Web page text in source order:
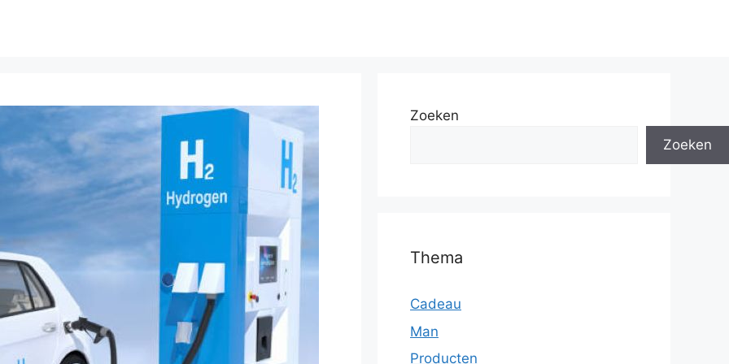
Zoeken
Zoeken
Thema
Cadeau
Man
Producten